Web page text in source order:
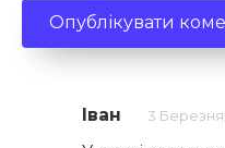
Іван 3